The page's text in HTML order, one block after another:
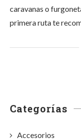
caravanas o
primera ruta te
Categorías
Accesorios